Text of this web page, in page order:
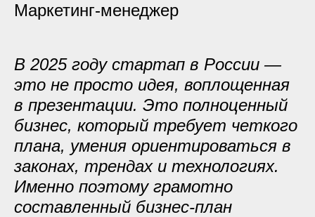
Маркетинг-менеджер
В 2025 году стартап в России —
это не просто идея, воплощенная
в презентации. Это полноценный
бизнес, который требует четкого
плана, умения ориентироваться в
законах, трендах и технологиях.
Именно поэтому грамотно
составленный бизнес-план